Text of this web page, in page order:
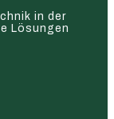
in der
Lösungen